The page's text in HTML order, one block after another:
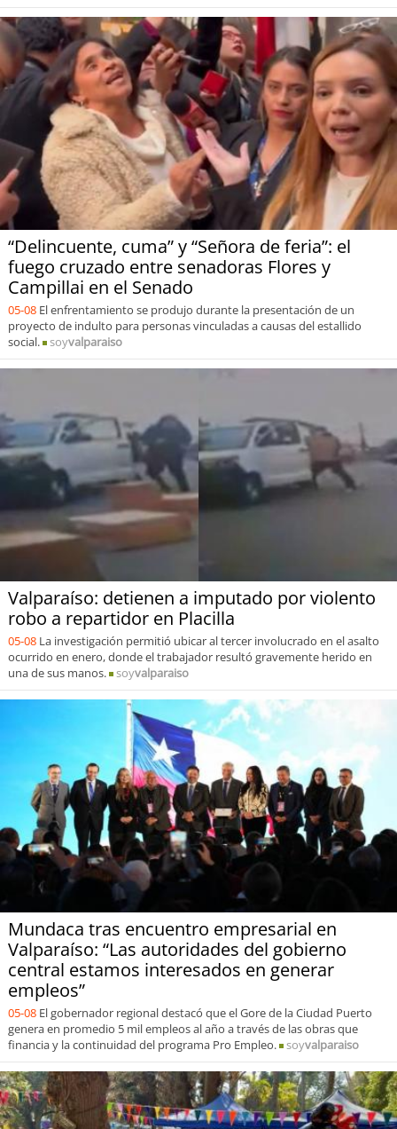
“Delincuente, cuma” y “Señora de feria”: el
fuego cruzado entre senadoras Flores y
Campillai en el Senado
05-08 El enfrentamiento se produjo durante la presentación de un
proyecto de indulto para personas vinculadas a causas del estallido
social.
soyvalparaiso
Valparaíso: detienen a imputado por violento
robo a repartidor en Placilla
05-08 La investigación permitió ubicar al tercer involucrado en el asalto
ocurrido en enero, donde el trabajador resultó gravemente herido en
una de sus manos.
soyvalparaiso
Mundaca tras encuentro empresarial en
Valparaíso: “Las autoridades del gobierno
central estamos interesados en generar
empleos”
05-08 El gobernador regional destacó que el Gore de la Ciudad Puerto
genera en promedio 5 mil empleos al año a través de las obras que
financia y la continuidad del programa Pro Empleo.
soyvalparaiso